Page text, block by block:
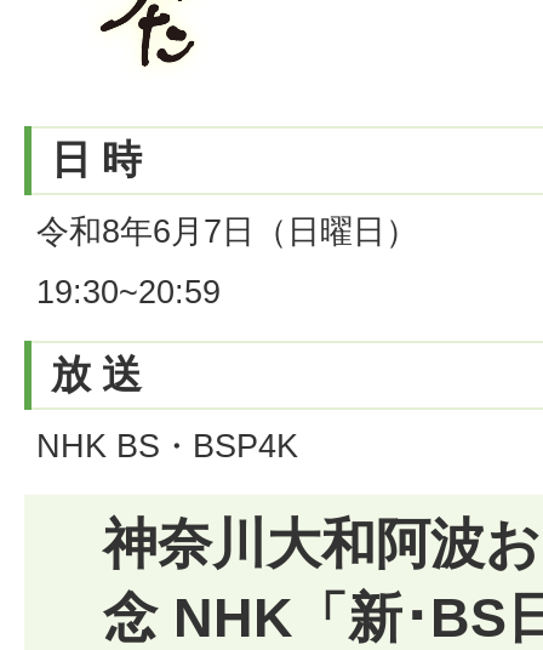
日 時
令和8年6月7日（日曜日）
19:30~20:59
放 送
NHK BS・BSP4K
神奈川大和阿波
念 NHK「新･BS